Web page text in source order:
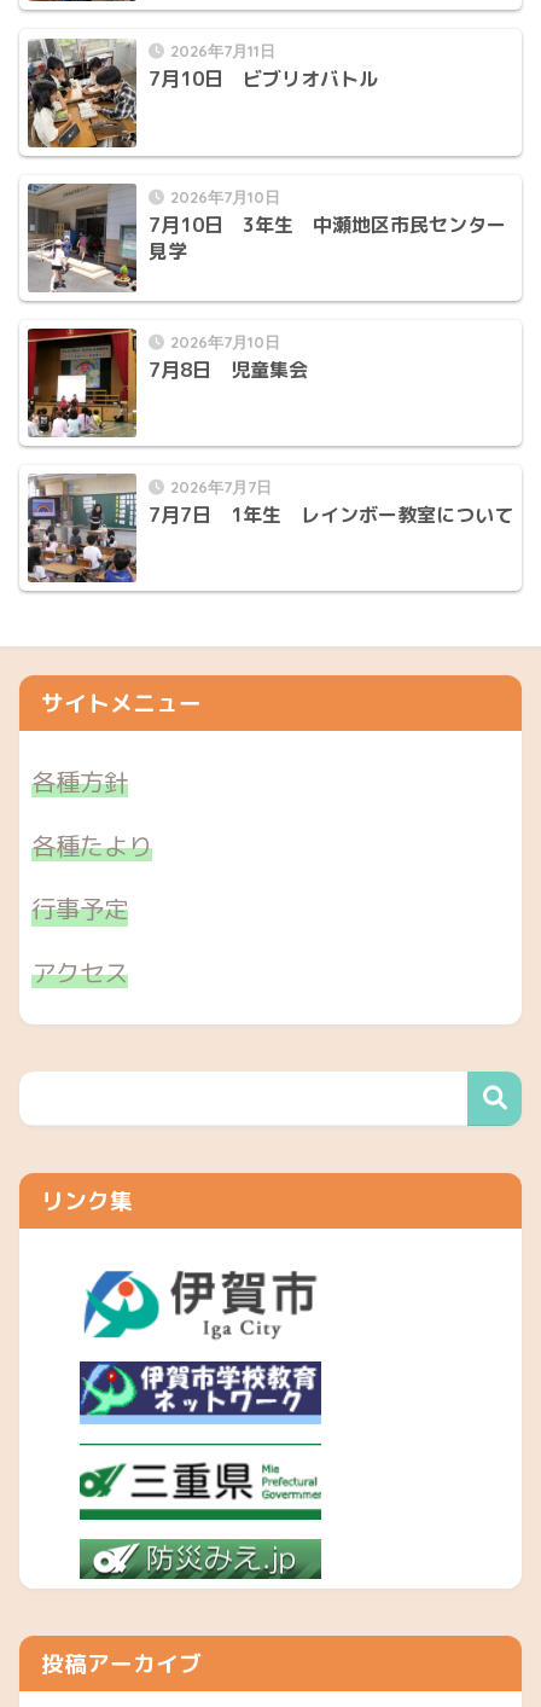
2026年7月11日
7月10日 ビブリオバトル
2026年7月10日
7月10日 3年生 中瀬地区市民センター
見学
2026年7月10日
7月8日 児童集会
2026年7月7日
7月7日 1年生 レインボー教室について
サイトメニュー
各種方針
各種たより
行事予定
アクセス
リンク集
投稿アーカイブ